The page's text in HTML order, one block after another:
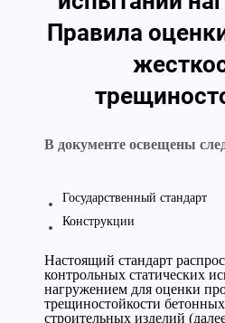
Правила
В документе освещены
Государственный стандарт
Конструкции
Настоящий стандарт
контрольных статических
нагружением для оценки
трещиностойкости
строительных изделий